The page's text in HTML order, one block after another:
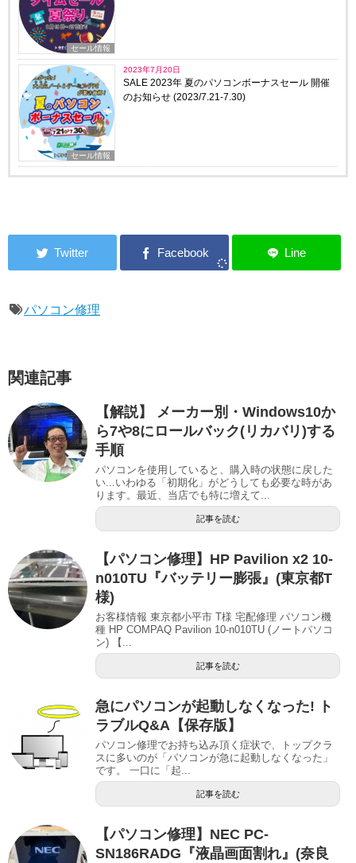
セール情報
セール情報
2023年7月20日
SALE 2023年 夏のパソコンボーナスセール 開催
のお知らせ (2023/7.21-7.30)
パソコン修理
関連記事
【解説】 メーカー別・Windows10か
ら7や8にロールバック(リカバリ)する
手順
パソコンを使用していると、購入時の状態に戻した
い...いわゆる「初期化」がどうしても必要な時があ
ります。最近、当店でも特に増えて...
記事を読む
【パソコン修理】HP Pavilion x2 10-
n010TU『バッテリー膨張』(東京都T
様)
お客様情報 東京都小平市 T様 宅配修理 パソコン機
種 HP COMPAQ Pavilion 10-n010TU (ノートパソコ
ン) 【...
記事を読む
急にパソコンが起動しなくなった! ト
ラブルQ&A【保存版】
パソコン修理でお持ち込み頂く症状で、トップクラ
スに多いのが「パソコンが急に起動しなくなった」
です。 一口に「起...
記事を読む
【パソコン修理】NEC PC-
SN186RADG『液晶画面割れ』(奈良